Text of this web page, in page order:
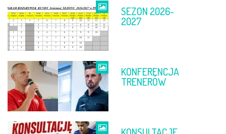
SEZON 2026-
2027
KONFERENCJA
TRENERÓW
TABELE PO 11-
12 KWIETNIA
FINAŁ PP
DĘBICA –